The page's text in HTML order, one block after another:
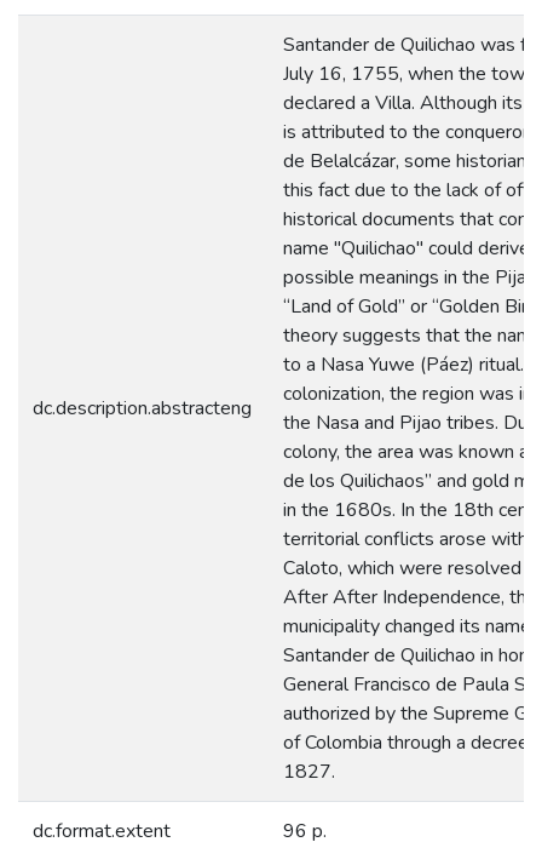
dc.description.abstracteng
Santander de Quilichao was
July 16, 1755, when the town
declared a Villa. Although its
is attributed to the conqueror
de Belalcázar, some
this fact due to the lack of
historical documents that
name "Quilichao" could derive
possible meanings in the Pijao
“Land of Gold” or “Golden
theory suggests that the
to a Nasa Yuwe (Páez) ritual.
colonization, the region was
the Nasa and Pijao tribes.
colony, the area was known as
de los Quilichaos” and gold
in the 1680s. In the 18th
territorial conflicts arose with
Caloto, which were resolved
After After Independence, the
municipality changed its name
Santander de Quilichao in
General Francisco de Paula
authorized by the Supreme
of Colombia through a decree
1827.
dc.format.extent 96 p.